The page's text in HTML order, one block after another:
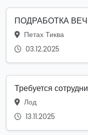
ПОДРАБОТКА
Петах Тиква
03.12.2025
Требуется
Лод
13.11.2025